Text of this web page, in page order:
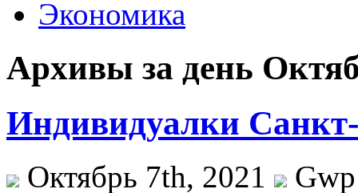
Экономика
Архивы за день
Индивидуалки
Октябрь 7th, 2021
Gwp